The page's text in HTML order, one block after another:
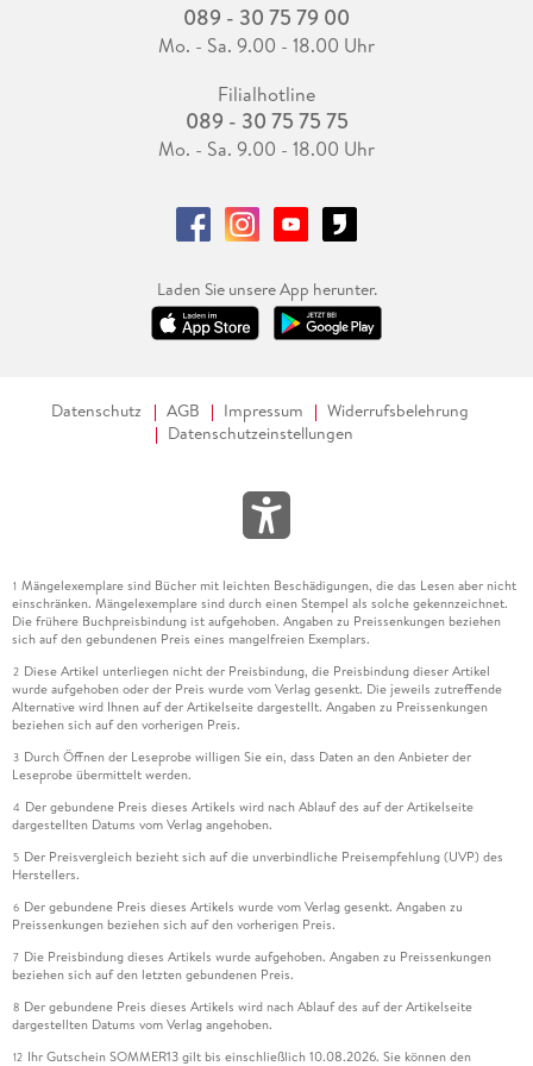
089 - 30 75 79 00
Mo. - Sa. 9.00 - 18.00 Uhr
Filialhotline
089 - 30 75 75 75
Mo. - Sa. 9.00 - 18.00 Uhr
Laden Sie unsere App herunter.
Datenschutz AGB Impressum
Widerrufsbelehrung
Datenschutzeinstellungen
1 Mängelexemplare sind Bücher mit leichten Beschädigungen, die das Lesen aber nicht
einschränken. Mängelexemplare sind durch einen Stempel als solche gekennzeichnet.
Die frühere Buchpreisbindung ist aufgehoben. Angaben zu Preissenkungen beziehen
sich auf den gebundenen Preis eines mangelfreien Exemplars.
2 Diese Artikel unterliegen nicht der Preisbindung, die Preisbindung dieser Artikel
wurde aufgehoben oder der Preis wurde vom Verlag gesenkt. Die jeweils zutreffende
Alternative wird Ihnen auf der Artikelseite dargestellt. Angaben zu Preissenkungen
beziehen sich auf den vorherigen Preis.
3 Durch Öffnen der Leseprobe willigen Sie ein, dass Daten an den Anbieter der
Leseprobe übermittelt werden.
4 Der gebundene Preis dieses Artikels wird nach Ablauf des auf der Artikelseite
dargestellten Datums vom Verlag angehoben.
5 Der Preisvergleich bezieht sich auf die unverbindliche Preisempfehlung (UVP) des
Herstellers.
6 Der gebundene Preis dieses Artikels wurde vom Verlag gesenkt. Angaben zu
Preissenkungen beziehen sich auf den vorherigen Preis.
7 Die Preisbindung dieses Artikels wurde aufgehoben. Angaben zu Preissenkungen
beziehen sich auf den letzten gebundenen Preis.
8 Der gebundene Preis dieses Artikels wird nach Ablauf des auf der Artikelseite
dargestellten Datums vom Verlag angehoben.
12 Ihr Gutschein SOMMER13 gilt bis einschließlich 10.08.2026. Sie können den